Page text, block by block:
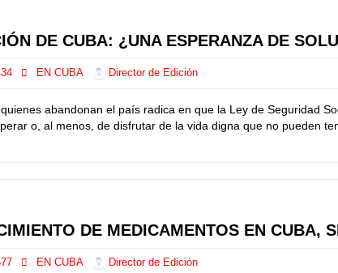
DE CUBA: ¿UNA ESPERANZA DE
EN CUBA Director de Edición
abandonan el país radica en que la Ley de Seguridad
o, al menos, de disfrutar de la vida digna que no pueden
DE MEDICAMENTOS EN CUBA,
EN CUBA Director de Edición